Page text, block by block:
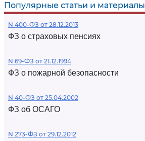
Популярные статьи и материалы
N 400-ФЗ от 28.12.2013
ФЗ о страховых пенсиях
N 69-ФЗ от 21.12.1994
ФЗ о пожарной безопасности
N 40-ФЗ от 25.04.2002
ФЗ об ОСАГО
N 273-ФЗ от 29.12.2012